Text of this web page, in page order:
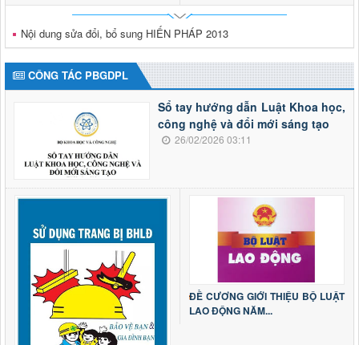
Nội dung sửa đổi, bổ sung HIẾN PHÁP 2013
CÔNG TÁC PBGDPL
Sổ tay hướng dẫn Luật Khoa học,
công nghệ và đổi mới sáng tạo
26/02/2026 03:11
ĐỀ CƯƠNG GIỚI THIỆU BỘ LUẬT
LAO ĐỘNG NĂM...